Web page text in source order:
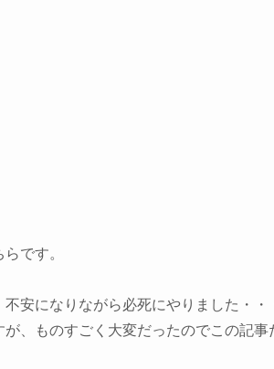
です。
安になりながら必死にやりました・・
、ものすごく大変だったのでこの記事